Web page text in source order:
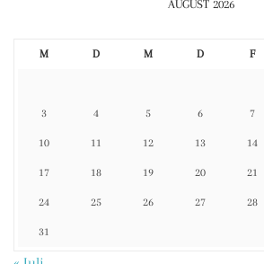
AUGUST 2026
M D M D F
3 4 5 6 7
10 11 12 13 14
17 18 19 20 21
24 25 26 27 28
31